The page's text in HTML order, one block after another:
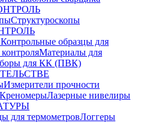
Структуроскопы
Контрольные образцы для
Материалы для
для КК (ПВК)
Измерители прочности
КреномерыЛазерные нивелиры
для термометровЛоггеры